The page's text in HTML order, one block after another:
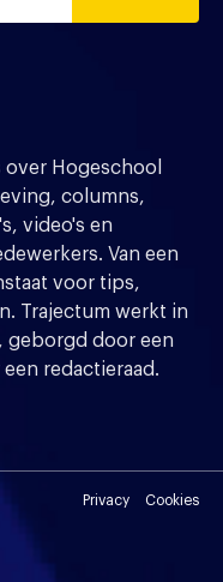
Hogeschool
columns,
video's en
Van een
voor tips,
Trajectum werkt in
geborgd door een
redactieraad.
Privacy Cookies